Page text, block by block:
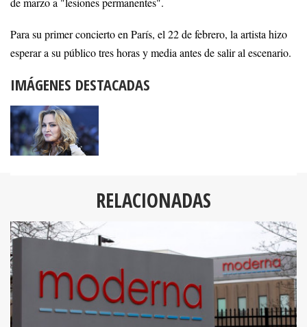
Para su primer concierto en París, el 22 de febrero, la artista hizo
esperar a su público tres horas y media antes de salir al escenario.
IMÁGENES DESTACADAS
RELACIONADAS